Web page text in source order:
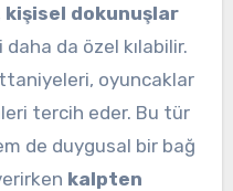
kişisel dokunuşlar
da özel kılabilir.
oyuncaklar
tercih eder. Bu tür
de duygusal bir bağ
kalpten